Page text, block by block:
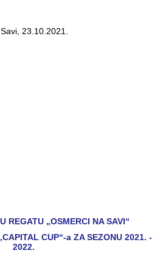
23.10.2021.
REGATU „OSMERCI NA SAVI“
CUP“-a ZA SEZONU 2021. -
2022.